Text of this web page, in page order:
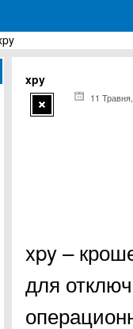
для Windows
xpy
11
xpy –
для